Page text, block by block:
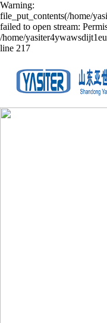
Warning:
file_put_contents(/home/
failed to open stream:
/home/
line 217